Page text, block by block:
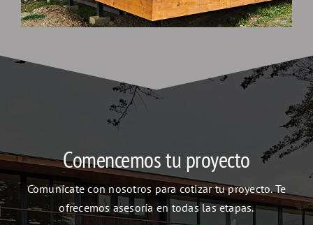
Comencemos tu proyecto
Comunícate con nosotros para cotizar tu proyecto. Te
ofrecemos asesoría en todas las etapas.